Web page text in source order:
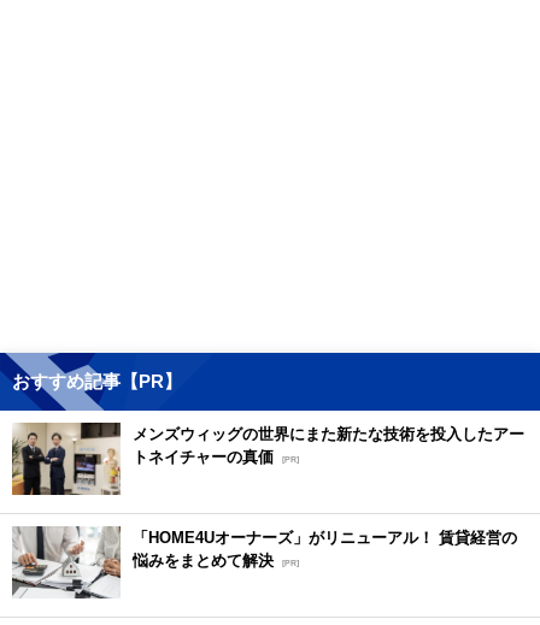
おすすめ記事【PR】
メンズウィッグの世界にまた新たな技術を投入したアー
トネイチャーの真価 [PR]
「HOME4Uオーナーズ」がリニューアル！ 賃貸経営の
悩みをまとめて解決 [PR]